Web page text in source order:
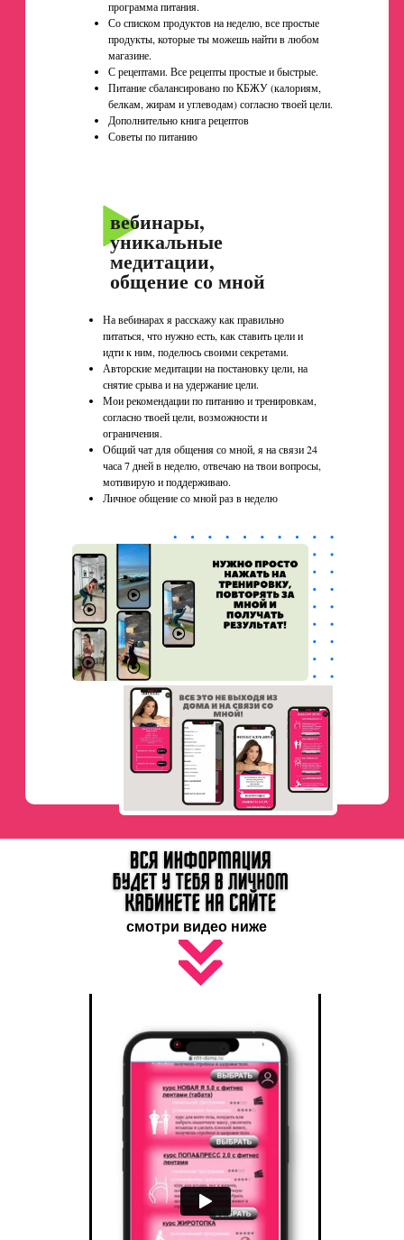
программа питания.
Со списком продуктов на неделю, все простые
продукты, которые ты можешь найти в любом
магазине.
С рецептами. Все рецепты простые и быстрые.
Питание сбалансировано по КБЖУ (калориям,
белкам, жирам и углеводам) согласно твоей цели.
Дополнительно книга рецептов
Советы по питанию
На вебинарах я расскажу как правильно
питаться, что нужно есть, как ставить цели и
идти к ним, поделюсь своими секретами.
Авторские медитации на постановку цели, на
снятие срыва и на удержание цели.
Мои рекомендации по питанию и тренировкам,
согласно твоей цели, возможности и
ограничения.
Общий чат для общения со мной, я на связи 24
часа 7 дней в неделю, отвечаю на твои вопросы,
мотивирую и поддерживаю.
Личное общение со мной раз в неделю
вебинары,
уникальные
медитации,
общение со мной
смотри видео ниже